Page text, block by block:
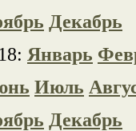
Декабрь
Январь
Июль
Декабрь